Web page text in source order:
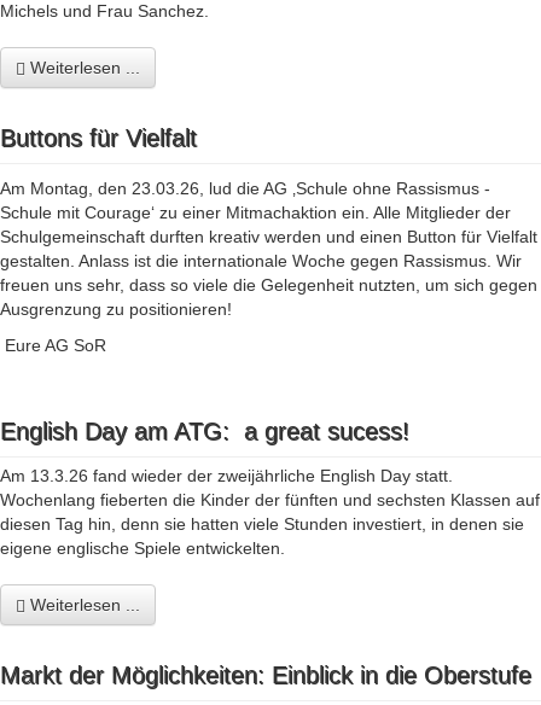
Michels und Frau Sanchez.
Weiterlesen ...
Buttons für Vielfalt
Am Montag, den 23.03.26, lud die AG ‚Schule ohne Rassismus -
Schule mit Courage‘ zu einer Mitmachaktion ein. Alle Mitglieder der
Schulgemeinschaft durften kreativ werden und einen Button für Vielfalt
gestalten. Anlass ist die internationale Woche gegen Rassismus. Wir
freuen uns sehr, dass so viele die Gelegenheit nutzten, um sich gegen
Ausgrenzung zu positionieren!
Eure AG SoR
English Day am ATG: a great sucess!
Am 13.3.26 fand wieder der zweijährliche English Day statt.
Wochenlang fieberten die Kinder der fünften und sechsten Klassen auf
diesen Tag hin, denn sie hatten viele Stunden investiert, in denen sie
eigene englische Spiele entwickelten.
Weiterlesen ...
Markt der Möglichkeiten: Einblick in die Oberstufe